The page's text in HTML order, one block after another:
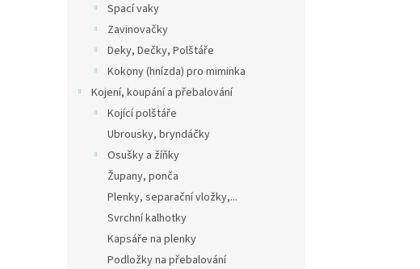
Spací vaky
Zavinovačky
Deky, Dečky, Polštáře
Kokony (hnízda) pro miminka
Kojení, koupání a přebalování
Kojící polštáře
Ubrousky, bryndáčky
Osušky a žíňky
Župany, ponča
Plenky, separační vložky,...
Svrchní kalhotky
Kapsáře na plenky
Podložky na přebalování